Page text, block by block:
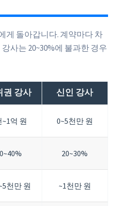
게 돌아갑니다. 계약마다 차
사는 20~30%에 불과한 경우
권 강사 신인 강사
~1억 원 0~5천만 원
20~30%
천만 원 ~1천만 원